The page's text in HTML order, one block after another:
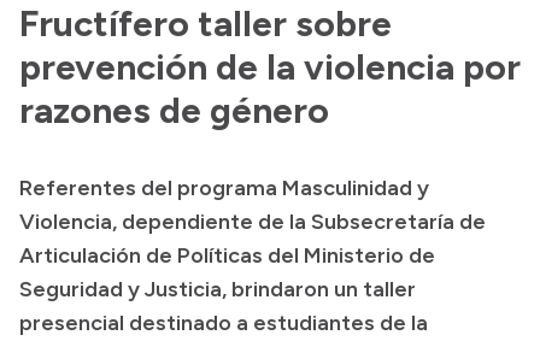
Archivo de noticias
Transparencia
Boletín Oficial
Compras y licitaciones
Consulta de expedientes
Consulta de pago a proveedores
Fructífero taller sobre
prevención de la violencia por
razones de género
Referentes del programa Masculinidad y
Violencia, dependiente de la Subsecretaría de
Articulación de Políticas del Ministerio de
Seguridad y Justicia, brindaron un taller
presencial destinado a estudiantes de la